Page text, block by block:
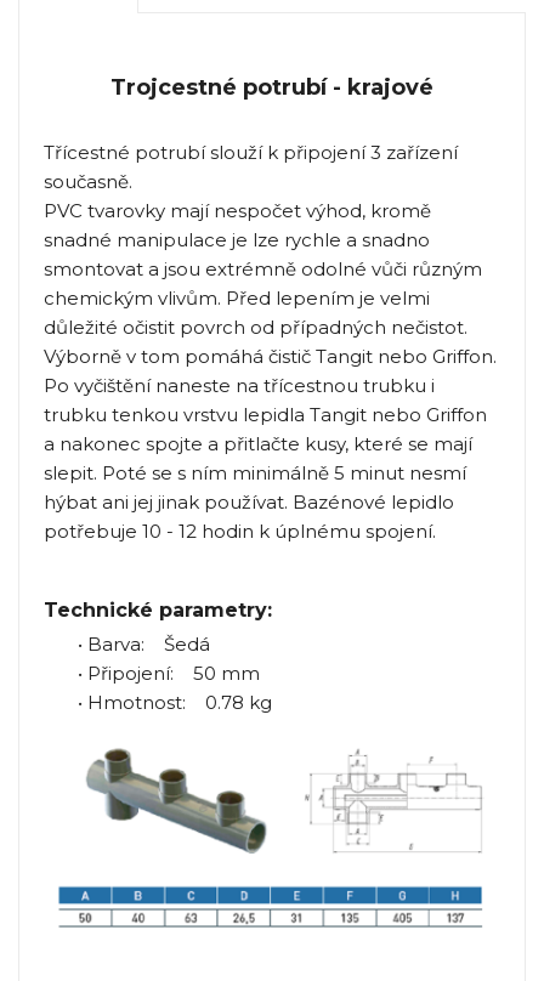
Trojcestné potrubí - krajové
Třícestné potrubí slouží k připojení 3 zařízení
současně.
PVC tvarovky mají nespočet výhod, kromě
snadné manipulace je lze rychle a snadno
smontovat a jsou extrémně odolné vůči různým
chemickým vlivům. Před lepením je velmi
důležité očistit povrch od případných nečistot.
Výborně v tom pomáhá čistič Tangit nebo Griffon.
Po vyčištění naneste na třícestnou trubku i
trubku tenkou vrstvu lepidla Tangit nebo Griffon
a nakonec spojte a přitlačte kusy, které se mají
slepit. Poté se s ním minimálně 5 minut nesmí
hýbat ani jej jinak používat. Bazénové lepidlo
potřebuje 10 - 12 hodin k úplnému spojení.
Technické parametry:
• Barva: Šedá
• Připojení: 50 mm
• Hmotnost: 0.78 kg